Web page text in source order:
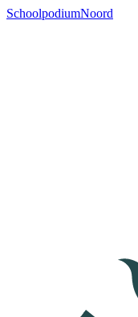
SchoolpodiumNoord